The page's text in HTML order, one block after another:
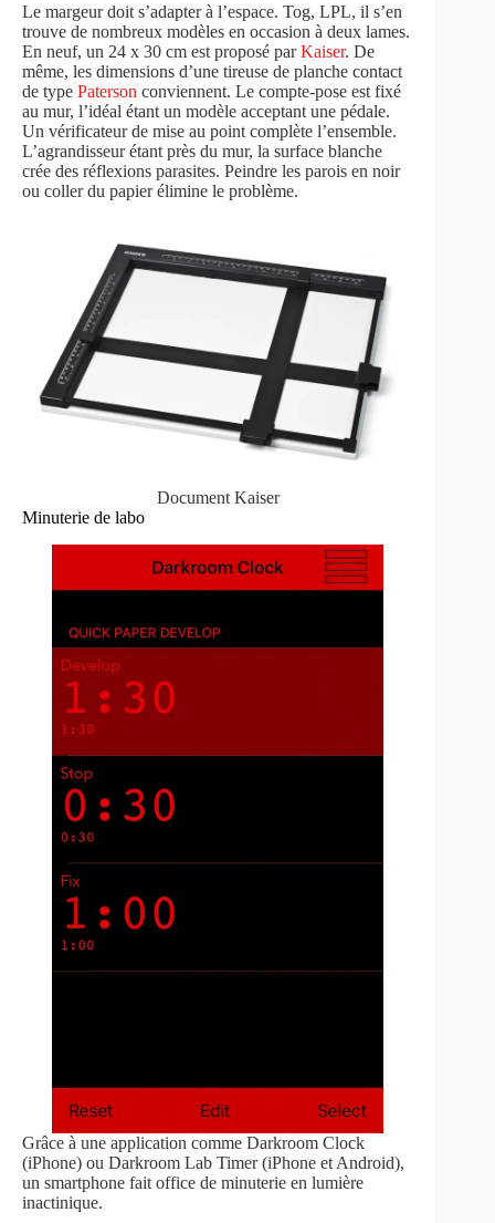
Le margeur doit s’adapter à l’espace. Tog, LPL, il s’en
trouve de nombreux modèles en occasion à deux lames.
En neuf, un 24 x 30 cm est proposé parKaiser. De
même, les dimensions d’une tireuse de planche contact
de type Paterson conviennent. Le compte-pose est fixé
au mur, l’idéal étant un modèle acceptant une pédale.
Un vérificateur de mise au point complète l’ensemble.
L’agrandisseur étant près du mur, la surface blanche
crée des réflexions parasites. Peindre les parois en noir
ou coller du papier élimine le problème.
Document Kaiser
Minuterie de labo
Grâce à une application comme Darkroom Clock
(iPhone) ou Darkroom Lab Timer (iPhone et Android),
un smartphone fait office de minuterie en lumière
inactinique.